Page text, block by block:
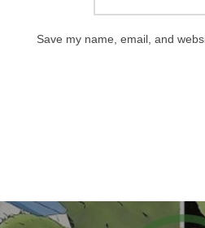
Save my name, email, and